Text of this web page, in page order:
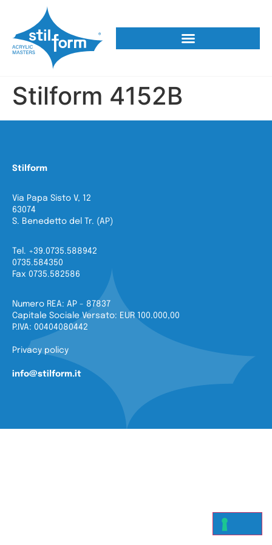
Stilform 4152B
Stilform
Via Papa Sisto V, 12
63074
S. Benedetto del Tr. (AP)
Tel. +39.0735.588942
0735.584350
Fax 0735.582586
Numero REA: AP - 87837
Capitale Sociale Versato: EUR 100.000,00
P.IVA: 00404080442
Privacy policy
info@stilform.it